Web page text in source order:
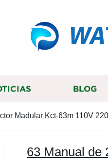
BLOG
Madular Kct-63m 110V
63 Manual de